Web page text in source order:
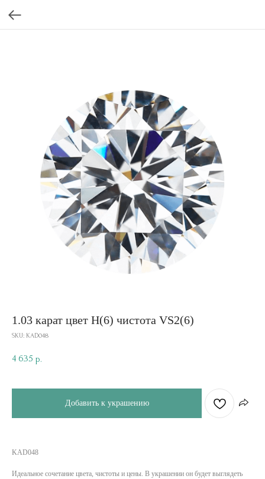
1.03 карат цвет H(6) чистота VS2(6)
SKU: KAD048
4 635 р.
Добавить к украшению
KAD048
Идеальное сочетание цвета, чистоты и цены. В украшении он будет выглядеть